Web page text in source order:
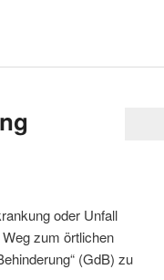
oder Unfall
zum örtlichen
(GdB) zu